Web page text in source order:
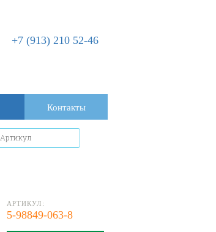
+7 (913) 210 52-46
Контакты
АРТИКУЛ:
5-98849-063-8